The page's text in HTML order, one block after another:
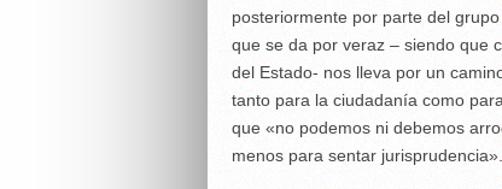
posteriormente por parte del
que se da por veraz – siendo que
del Estado- nos lleva por un
tanto para la ciudadanía como
que «no podemos ni debemos
menos para sentar jurisprudencia».